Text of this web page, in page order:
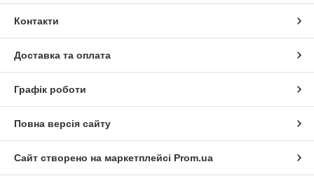
Контакти
Доставка та оплата
Графік роботи
Повна версія сайту
Сайт створено на маркетплейсі Prom.ua